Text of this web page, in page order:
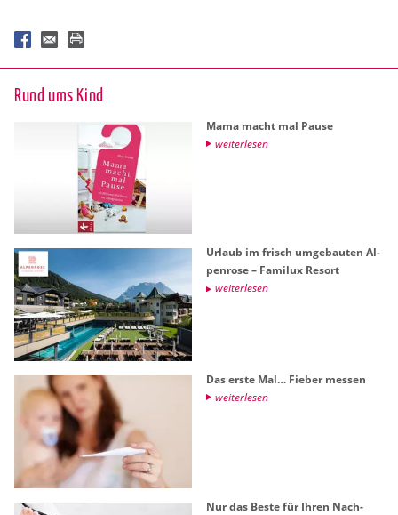
Rund ums Kind
Mama macht mal Pause
wei­ter­le­sen
Ur­laub im frisch um­ge­bau­ten Al­
pen­ro­se – Fa­mi­lux Re­sort
wei­ter­le­sen
Das erste Mal… Fie­ber mes­sen
wei­ter­le­sen
Nur das Beste für Ihren Nach­